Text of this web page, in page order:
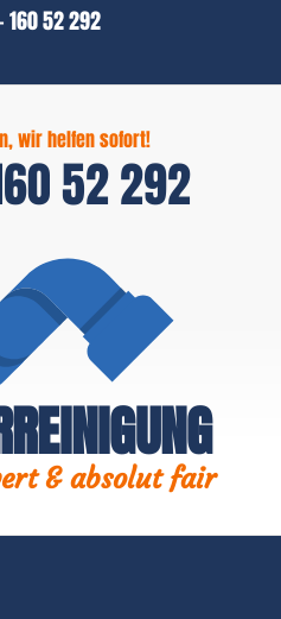
160 52 292
wir helfen sofort!
52 292
& absolut fair